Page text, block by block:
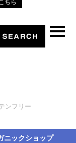
ちら
ンフリー
ニックショップ